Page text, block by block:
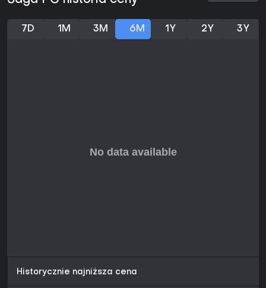
są krótsze niż w starszych grach LEGO.
7D 1M 3M 6M 1Y 2Y 3Y
Historycznie najniższa cena